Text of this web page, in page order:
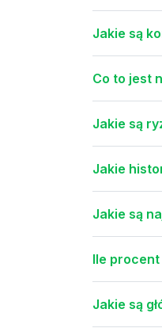
Jakie są
Co to jest
Jakie są
Jakie
Jakie są
Ile
Jakie są